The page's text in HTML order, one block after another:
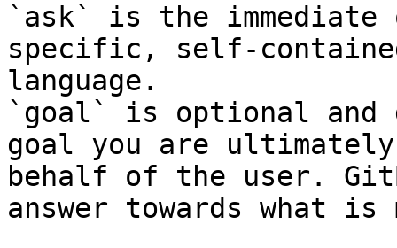
`ask` is the
specific, self-
language.
`goal` is optional and
goal you are
behalf of the user.
answer towards what